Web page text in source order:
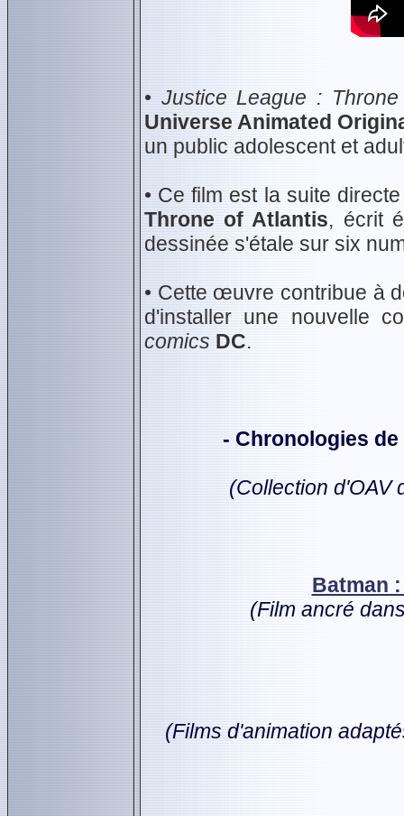
• Justice League :
Universe Animated
un public adolescent et
• Ce film est la suite
Throne of Atlantis, écrit
dessinée s'étale sur six
• Cette œuvre contribue à
d'installer une nouvelle
comics DC.
- Chronologies
(Collection d'OAV
Batman
(Film ancré
(Films d'animation